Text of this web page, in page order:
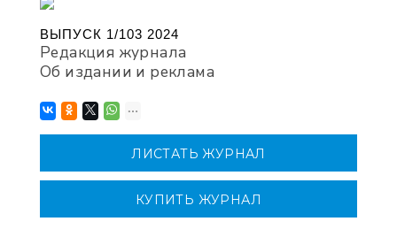
ВЫПУСК 1/103 2024
Редакция журнала
Об издании и реклама
ЛИСТАТЬ ЖУРНАЛ
КУПИТЬ ЖУРНАЛ